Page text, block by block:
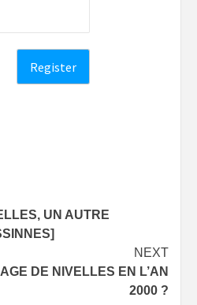
UN AUTRE
NEXT
DE NIVELLES EN L’AN
2000 ?